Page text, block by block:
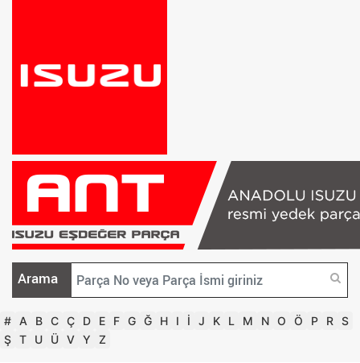
Arama
# A B C Ç D E F G Ğ H I İ J K L M N O Ö P R S
Ş T U Ü V Y Z